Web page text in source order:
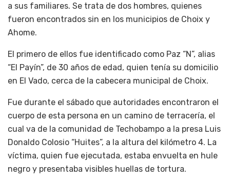
a sus familiares. Se trata de dos hombres, quienes
fueron encontrados sin en los municipios de Choix y
Ahome.
El primero de ellos fue identificado como Paz “N”, alias
“El Payín”, de 30 años de edad, quien tenía su domicilio
en El Vado, cerca de la cabecera municipal de Choix.
Fue durante el sábado que autoridades encontraron el
cuerpo de esta persona en un camino de terracería, el
cual va de la comunidad de Techobampo a la presa Luis
Donaldo Colosio “Huites”, a la altura del kilómetro 4. La
víctima, quien fue ejecutada, estaba envuelta en hule
negro y presentaba visibles huellas de tortura.